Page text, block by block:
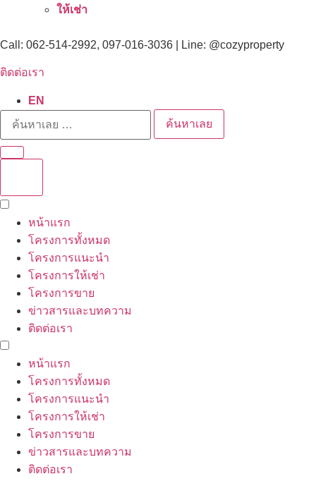
ให้เช่า
Call: 062-514-2992, 097-016-3036 | Line: @cozyproperty
ติดต่อเรา
EN
ค้นหาเลย
หน้าแรก
โครงการทั้งหมด
โครงการแนะนำ
โครงการให้เช่า
โครงการขาย
ข่าวสารและบทความ
ติดต่อเรา
หน้าแรก
โครงการทั้งหมด
โครงการแนะนำ
โครงการให้เช่า
โครงการขาย
ข่าวสารและบทความ
ติดต่อเรา